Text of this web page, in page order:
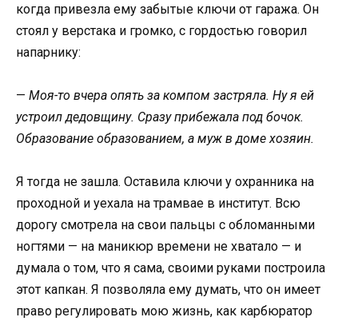
когда привезла ему забытые ключи от гаража. Он
стоял у верстака и громко, с гордостью говорил
напарнику:
— Моя-то вчера опять за компом застряла. Ну я ей
устроил дедовщину. Сразу прибежала под бочок.
Образование образованием, а муж в доме хозяин.
Я тогда не зашла. Оставила ключи у охранника на
проходной и уехала на трамвае в институт. Всю
дорогу смотрела на свои пальцы с обломанными
ногтями — на маникюр времени не хватало — и
думала о том, что я сама, своими руками построила
этот капкан. Я позволяла ему думать, что он имеет
право регулировать мою жизнь, как карбюратор